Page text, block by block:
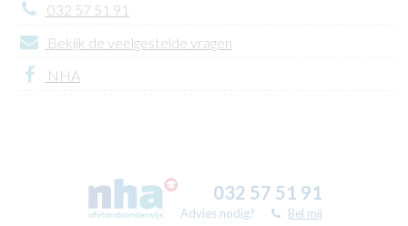
032 57 51 91
Bekijk de veelgestelde vragen
NHA
032 57 51 91
Advies nodig? Bel mij